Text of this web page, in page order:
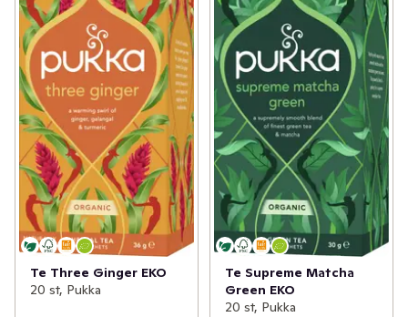
Te Three Ginger EKO
20 st, Pukka
Te Supreme Matcha
Green EKO
20 st, Pukka